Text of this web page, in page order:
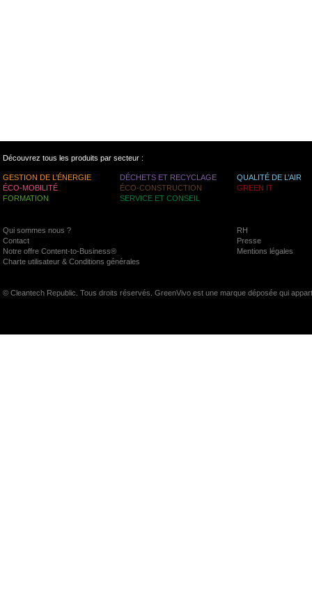
Découvrez tous les produits par secteur :
GESTION DE L’ÉNERGIE DÉCHETS ET RECYCLAGE
QUALITÉ DE L’AIR
ÉCO-MOBILITÉ
ÉCO-CONSTRUCTION
GREEN IT
FORMATION
SERVICE ET CONSEIL
Qui sommes nous ?
RH
Contact
Presse
Notre offre Content-to-Business®
Mentions légales
Charte utilisateur & Conditions générales
© Cleantech Republic. Tous droits réservés. GreenVivo est une marque déposée qui